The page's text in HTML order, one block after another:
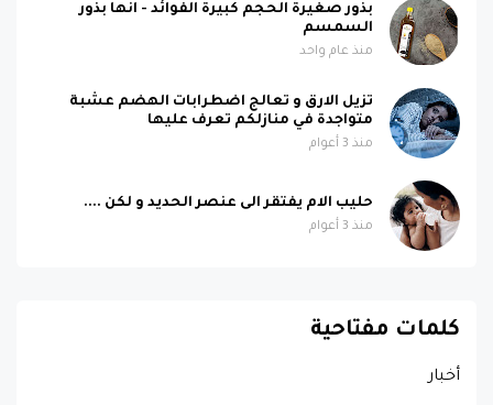
بذور صغيرة الحجم كبيرة الفوائد - انها بذور
السمسم
منذ عام واحد
تزيل الارق و تعالج اضطرابات الهضم عشبة
متواجدة في منازلكم تعرف عليها
منذ 3 أعوام
حليب الام يفتقر الى عنصر الحديد و لكن ....
منذ 3 أعوام
كلمات مفتاحية
أخبار